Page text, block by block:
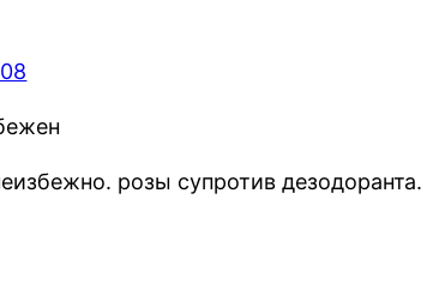
розы супротив дезодоранта.